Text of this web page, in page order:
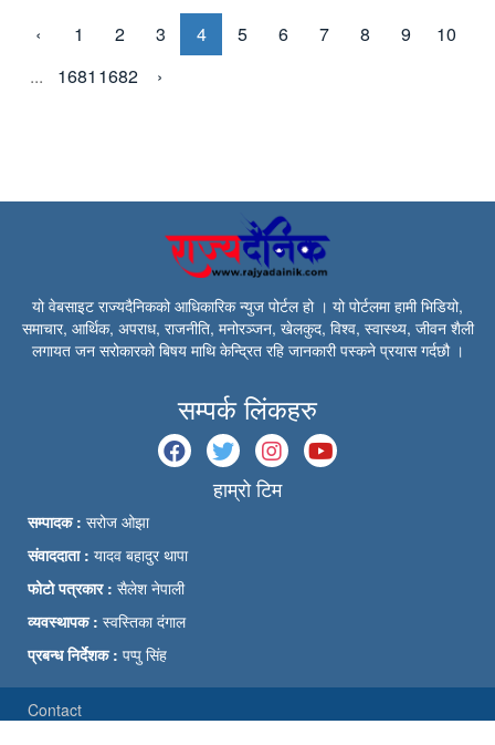
‹ 1 2 3 4 5 6 7 8 9
10
...
1681 1682 ›
यो वेबसाइट राज्यदैनिकको आधिकारिक न्युज पोर्टल हो । यो पोर्टलमा हामी भिडियो,
समाचार, आर्थिक, अपराध, राजनीति, मनोरञ्जन, खेलकुद, विश्व, स्वास्थ्य, जीवन शैली
लगायत जन सरोकारको बिषय माथि केन्द्रित रहि जानकारी पस्कने प्रयास गर्दछौ ।
सम्पर्क लिंकहरु
हाम्रो टिम
सम्पादक : सरोज ओझा
संवाददाता : यादव बहादुर थापा
फोटो पत्रकार : सैलेश नेपाली
व्यवस्थापक : स्वस्तिका दंगाल
प्रबन्ध निर्देशक : पप्पु सिंह
Contact